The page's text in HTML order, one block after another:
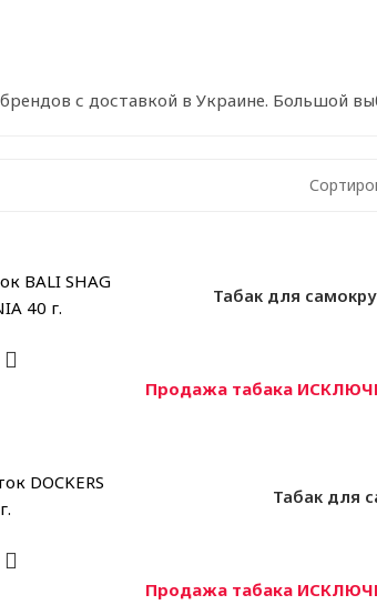
с доставкой в Украине. Большой
Табак для
Продажа табака
Табак для
Продажа табака